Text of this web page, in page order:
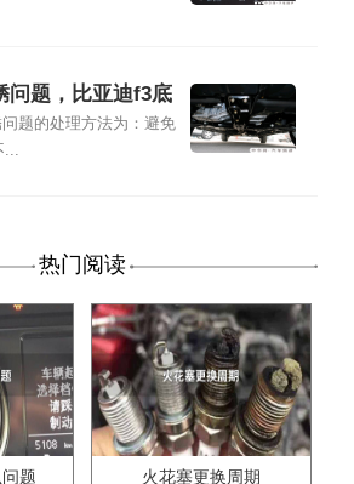
问题，比亚迪f3底
题的处理方法为：避免
热门阅读
题 火花塞更换周期